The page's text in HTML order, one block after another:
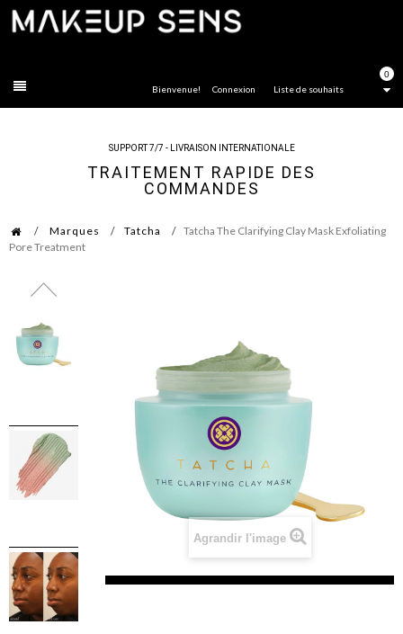
0
Liste de souhaits
Bienvenue! Connexion
SUPPORT 7/7 - LIVRAISON INTERNATIONALE
TRAITEMENT RAPIDE DES
COMMANDES
Marques Tatcha
Tatcha The Clarifying Clay Mask Exfoliating
Pore Treatment
Agrandir l'image